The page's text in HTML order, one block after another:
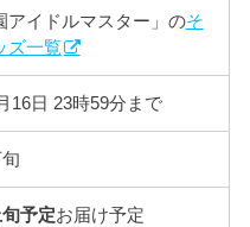
アイドルマスター」のそ
ズ一覧
16日 23時59分まで
予定お届け予定